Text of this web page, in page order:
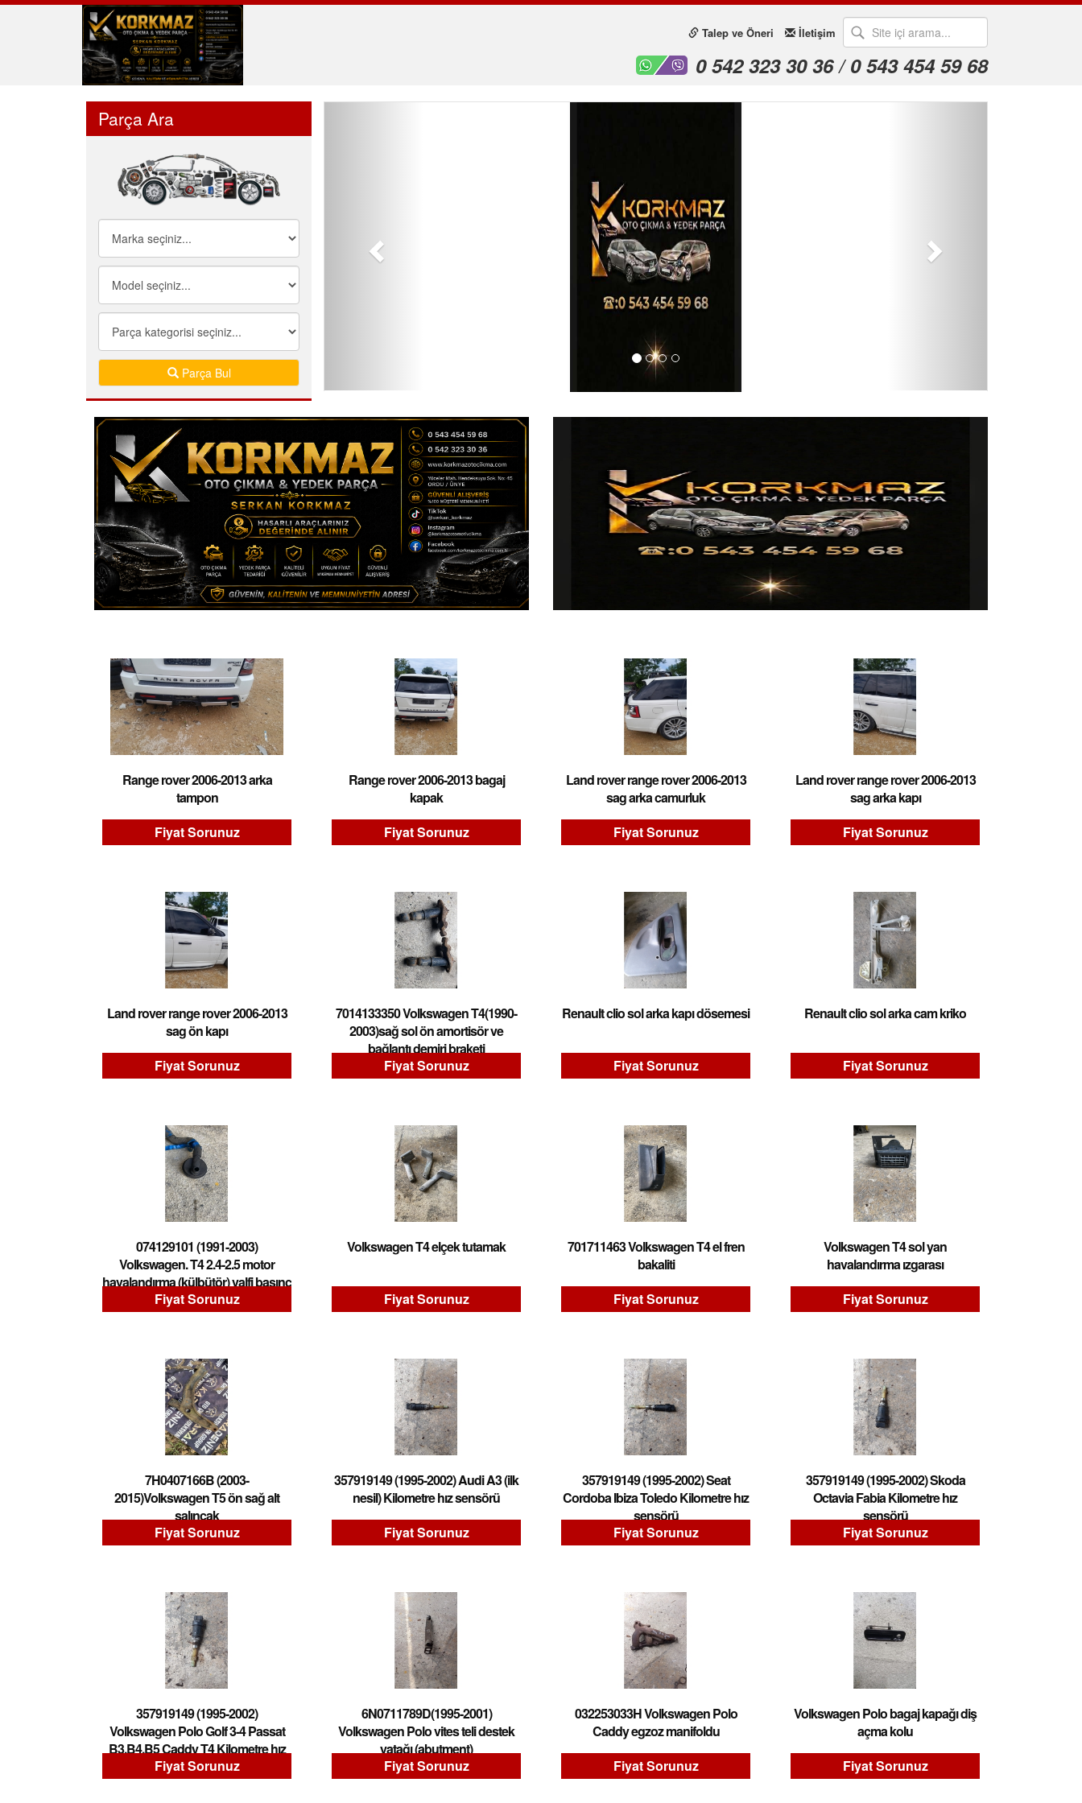
Talep ve Öneri İletişim
0 542 323 30 36 / 0 543 454 59 68
Parça Ara
Parça Bul
Range rover 2006-2013 arka
tampon
Fiyat Sorunuz
Range rover 2006-2013 bagaj
kapak
Fiyat Sorunuz
Land rover range rover 2006-2013
sag arka camurluk
Fiyat Sorunuz
Land rover range rover 2006-2013
sag arka kapı
Fiyat Sorunuz
Land rover range rover 2006-2013
sag ön kapı
Fiyat Sorunuz
7014133350 Volkswagen T4(1990-
2003)sağ sol ön amortisör ve
bağlantı demiri braketi
Fiyat Sorunuz
Renault clio sol arka kapı dösemesi
Fiyat Sorunuz
Renault clio sol arka cam kriko
Fiyat Sorunuz
074129101 (1991-2003)
Volkswagen. T4 2.4-2.5 motor
havalandırma (külbütör) valfi basınç
regülatör valfi
Fiyat Sorunuz
Volkswagen T4 elçek tutamak
Fiyat Sorunuz
701711463 Volkswagen T4 el fren
bakaliti
Fiyat Sorunuz
Volkswagen T4 sol yan
havalandırma ızgarası
Fiyat Sorunuz
7H0407166B (2003-
2015)Volkswagen T5 ön sağ alt
salıncak
Fiyat Sorunuz
357919149 (1995-2002) Audi A3 (ilk
nesil) Kilometre hız sensörü
Fiyat Sorunuz
357919149 (1995-2002) Seat
Cordoba Ibiza Toledo Kilometre hız
sensörü
Fiyat Sorunuz
357919149 (1995-2002) Skoda
Octavia Fabia Kilometre hız
sensörü
Fiyat Sorunuz
357919149 (1995-2002)
Volkswagen Polo Golf 3-4 Passat
B3,B4,B5 Caddy T4 Kilometre hız
sensörü
Fiyat Sorunuz
6N0711789D(1995-2001)
Volkswagen Polo vites teli destek
yatağı (abutment)
Fiyat Sorunuz
032253033H Volkswagen Polo
Caddy egzoz manifoldu
Fiyat Sorunuz
Volkswagen Polo bagaj kapağı diş
açma kolu
Fiyat Sorunuz